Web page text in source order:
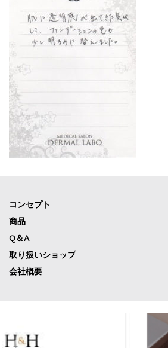
コンセプト
商品
Q＆A
取り扱いショップ
会社概要